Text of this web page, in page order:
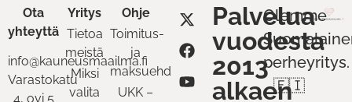
Ota
yhteyttä
info@kauneusmaailma.fi
Varastokatu
4, ovi 5
Yritys
Tietoa
meistä
Miksi
valita
Ohje
Toimitus-
ja
maksuehdot
UKK –
Palvelua
vuodesta
2013
alkaen
Olemme
perheyritys.
🇫🇮